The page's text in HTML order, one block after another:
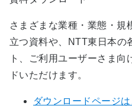
さまざまな業種・業態・規
立つ資料や、NTT東日本の
ト、ご利用ユーザーさま
ドいただけます。
ダウンロードページ